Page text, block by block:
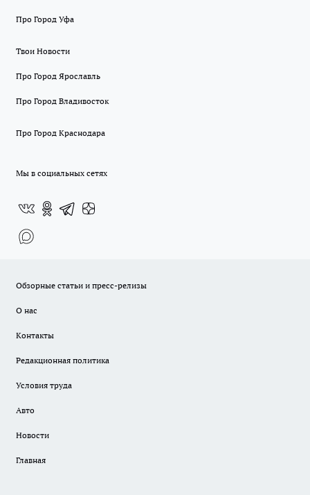
Про Город Уфа
Твои Новости
Про Город Ярославль
Про Город Владивосток
Про Город Краснодара
Мы в социальных сетях
Обзорные статьи и пресс-релизы
О нас
Контакты
Редакционная политика
Условия труда
Авто
Новости
Главная